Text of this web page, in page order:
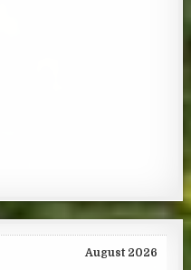
August 2026